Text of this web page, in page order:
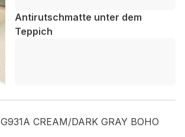
Antirutschmatte unter dem
Teppich
G931A CREAM/DARK GRAY BOHO